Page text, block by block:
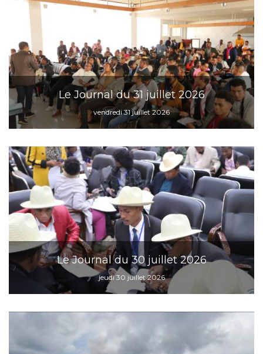
Le Journal du 31 juillet 2026
vendredi 31 juillet 2026
Le Journal du 30 juillet 2026
jeudi 30 juillet 2026